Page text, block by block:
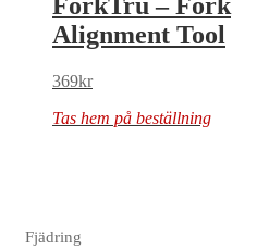
ForkTru – Fork
Alignment Tool
369kr
Tas hem på beställning
Fjädring